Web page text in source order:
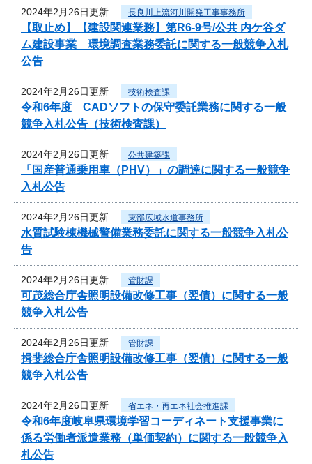
2024年2月26日更新 長良川上流河川開発工事事務所
【取止め】【建設関連業務】第R6-9号/公共 内ケ谷ダ
ム建設事業 環境調査業務委託に関する一般競争入札
公告
2024年2月26日更新 技術検査課
令和6年度 CADソフトの保守委託業務に関する一般
競争入札公告（技術検査課）
2024年2月26日更新 公共建築課
「国産普通乗用車（PHV）」の調達に関する一般競争
入札公告
2024年2月26日更新 東部広域水道事務所
水質試験棟機械警備業務委託に関する一般競争入札公
告
2024年2月26日更新 管財課
可茂総合庁舎照明設備改修工事（翌債）に関する一般
競争入札公告
2024年2月26日更新 管財課
揖斐総合庁舎照明設備改修工事（翌債）に関する一般
競争入札公告
2024年2月26日更新 省エネ・再エネ社会推進課
令和6年度岐阜県環境学習コーディネート支援事業に
係る労働者派遣業務（単価契約）に関する一般競争入
札公告